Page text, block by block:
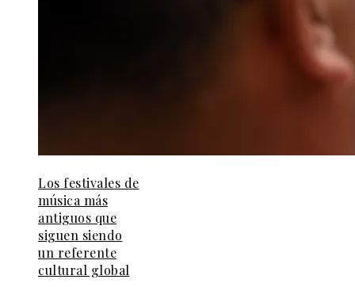
Los festivales de
música más
antiguos que
siguen siendo
un referente
cultural global